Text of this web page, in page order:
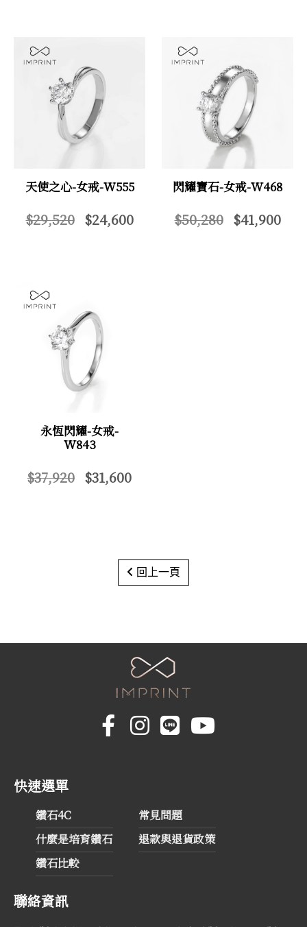
天使之心-女戒-W555
$29,520$24,600
閃耀寶石-女戒-W468
$50,280$41,900
永恆閃耀-女戒-
W843
$37,920 $31,600
回上一頁
快速選單
鑽石4C
什麼是培育鑽石
鑽石比較
常見問題
退款與退貨政策
聯絡資訊